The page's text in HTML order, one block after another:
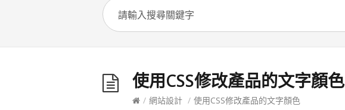
使用CSS修改產品的文字顏色
/ 網站設計 / 使用CSS修改產品的文字顏色